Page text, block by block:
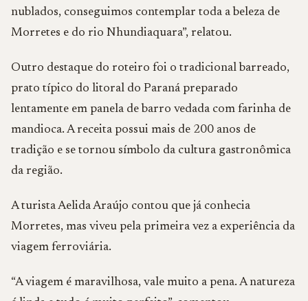
nublados, conseguimos contemplar toda a beleza de
Morretes e do rio Nhundiaquara”, relatou.
Outro destaque do roteiro foi o tradicional barreado,
prato típico do litoral do Paraná preparado
lentamente em panela de barro vedada com farinha de
mandioca. A receita possui mais de 200 anos de
tradição e se tornou símbolo da cultura gastronômica
da região.
A turista Aelida Araújo contou que já conhecia
Morretes, mas viveu pela primeira vez a experiência da
viagem ferroviária.
“A viagem é maravilhosa, vale muito a pena. A natureza